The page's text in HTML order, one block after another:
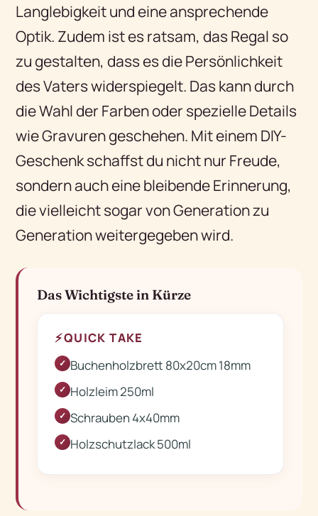
Langlebigkeit und eine ansprechende
Optik. Zudem ist es ratsam, das Regal so
zu gestalten, dass es die Persönlichkeit
des Vaters widerspiegelt. Das kann durch
die Wahl der Farben oder spezielle Details
wie Gravuren geschehen. Mit einem DIY-
Geschenk schaffst du nicht nur Freude,
sondern auch eine bleibende Erinnerung,
die vielleicht sogar von Generation zu
Generation weitergegeben wird.
Das Wichtigste in Kürze
⚡QUICK TAKE
✓ Buchenholzbrett 80x20cm 18mm
✓ Holzleim 250ml
✓ Schrauben 4x40mm
✓ Holzschutzlack 500ml